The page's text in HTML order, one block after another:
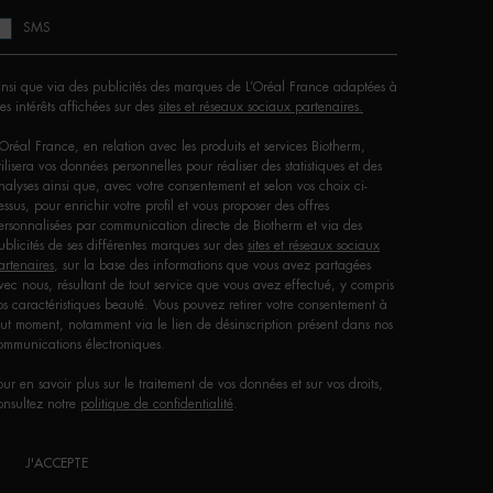
SMS
que via des publicités des marques de L’Oréal France adaptées à
intérêts affichées sur des sites et réseaux sociaux partenaires.
France, en relation avec les produits et services Biotherm,
vos données personnelles pour réaliser des statistiques et des
ainsi que, avec votre consentement et selon vos choix ci-
pour enrichir votre profil et vous proposer des offres
par communication directe de Biotherm et via des
de ses différentes marques sur des sites et réseaux sociaux
, sur la base des informations que vous avez partagées
nous, résultant de tout service que vous avez effectué, y compris
caractéristiques beauté. Vous pouvez retirer votre consentement à
moment, notamment via le lien de désinscription présent dans nos
électroniques.
en savoir plus sur le traitement de vos données et sur vos droits,
notre politique de confidentialité
J'ACCEPTE